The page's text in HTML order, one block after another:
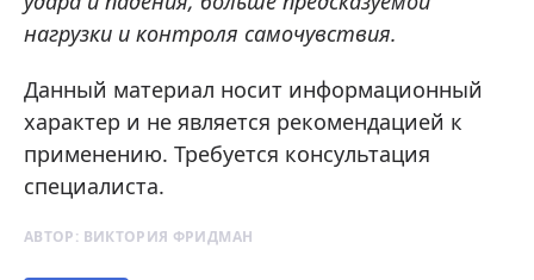
нагрузки и контроля самочувствия.
Данный материал носит информационный
характер и не является рекомендацией к
применению. Требуется консультация
специалиста.
АВТОР: ВИКТОРИЯ ФРИДМАН